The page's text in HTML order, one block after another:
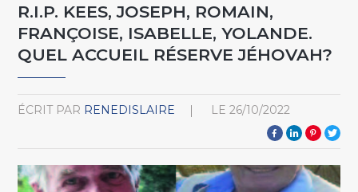
R.I.P. KEES, JOSEPH, ROMAIN,
FRANÇOISE, ISABELLE, YOLANDE.
QUEL ACCUEIL RÉSERVE JÉHOVAH?
ÉCRIT PAR RENEDISLAIRE LE 26/10/2022